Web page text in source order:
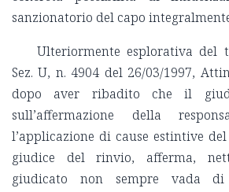
sanzionatorio del capo
Ulteriormente esplorativa del
Sez. U, n. 4904 del 26/03/1997,
dopo aver ribadito che il
sull’affermazione della
l’applicazione di cause estintive
giudice del rinvio, afferma,
giudicato non sempre vada